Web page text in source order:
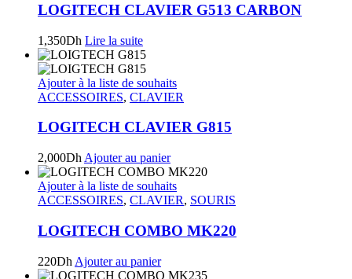
LOGITECH CLAVIER G513 CARBON
1,350Dh Lire la suite
Ajouter à la liste de souhaits
ACCESSOIRES, CLAVIER
LOGITECH CLAVIER G815
2,000Dh Ajouter au panier
Ajouter à la liste de souhaits
ACCESSOIRES, CLAVIER, SOURIS
LOGITECH COMBO MK220
220Dh Ajouter au panier